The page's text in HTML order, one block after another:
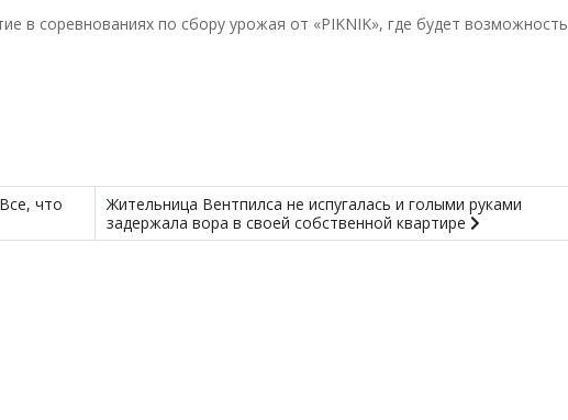
в соревнованиях по сбору урожая от «PIKNIK», где будет возможность
что
Жительница Вентпилса не испугалась и голыми руками
задержала вора в своей собственной квартире